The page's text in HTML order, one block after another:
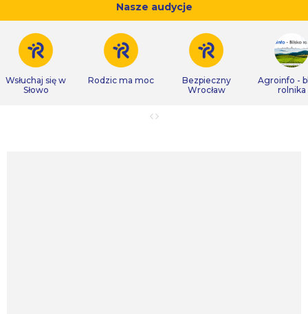
Nasze audycje
Wsłuchaj się w
Słowo
Rodzic ma moc
Bezpieczny
Wrocław
Agroinfo -
rolnika